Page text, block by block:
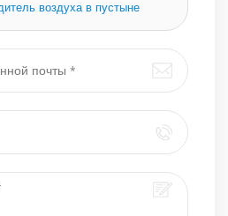
воздуха в пустыне